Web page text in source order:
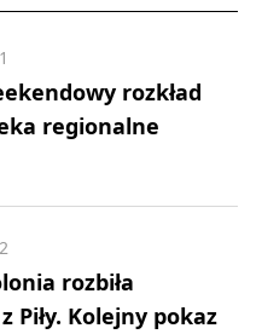
rozkład
regionalne
rozbiła
Piły. Kolejny pokaz